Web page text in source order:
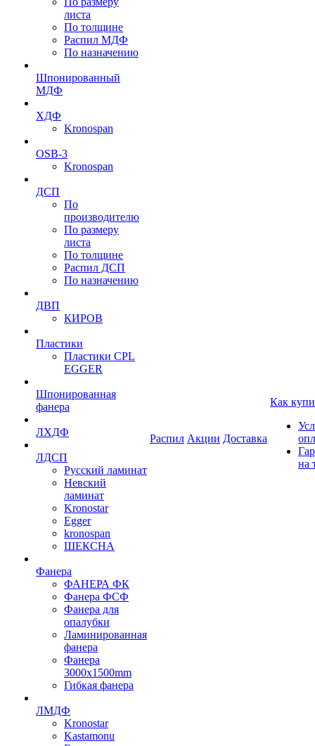
листа
По толщине
Распил МДФ
По назначению
Шпонированный
МДФ
ХДФ
Kronospan
OSB-3
Kronospan
ДСП
По
производителю
По размеру
листа
По толщине
Распил ДСП
По назначению
ДВП
КИРОВ
Пластики
Пластики CPL
EGGER
Шпонированная
фанера
ЛХДФ
ЛДСП
Русский ламинат
Невский
ламинат
Kronostar
Egger
kronospan
ШЕКСНА
Фанера
ФАНЕРА ФК
Фанера ФСФ
Фанера для
опалубки
Ламинированная
фанера
Фанера
3000х1500mm
Гибкая фанера
ЛМДФ
Kronostar
Kastamonu
Распил Акции Доставка
Как
на